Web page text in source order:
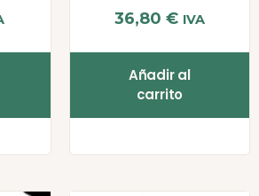
36,80 € IVA
Añadir al
carrito